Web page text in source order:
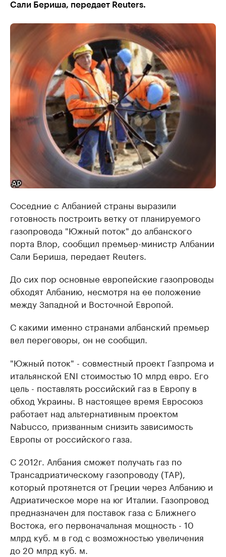
Сали Бериша, передает Reuters.
Соседние с Албанией страны выразили
готовность построить ветку от планируемого
газопровода "Южный поток" до албанского
порта Влор, сообщил премьер-министр Албании
Сали Бериша, передает Reuters.
До сих пор основные европейские газопроводы
обходят Албанию, несмотря на ее положение
между Западной и Восточной Европой.
С какими именно странами албанский премьер
вел переговоры, он не сообщил.
"Южный поток" - совместный проект Газпрома и
итальянской ENI стоимостью 10 млрд евро. Его
цель - поставлять российский газ в Европу в
обход Украины. В настоящее время Евросоюз
работает над альтернативным проектом
Nabucco, призванным снизить зависимость
Европы от российского газа.
С 2012г. Албания сможет получать газ по
Трансадриатическому газопроводу (TAP),
который протянется от Греции через Албанию и
Адриатическое море на юг Италии. Газопровод
предназначен для поставок газа с Ближнего
Востока, его первоначальная мощность - 10
млрд куб. м в год с возможностью увеличения
до 20 млрд куб. м.